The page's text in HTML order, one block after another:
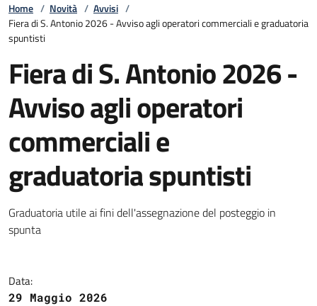
Home / Novità / Avvisi /
Fiera di S. Antonio 2026 - Avviso agli operatori commerciali e graduatoria
spuntisti
Fiera di S. Antonio 2026 -
Avviso agli operatori
commerciali e
graduatoria spuntisti
Graduatoria utile ai fini dell'assegnazione del posteggio in
spunta
Data:
29 Maggio 2026